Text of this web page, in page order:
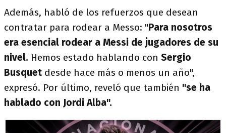
Además, habló de los refuerzos que desean
contratar para rodear a Messo: "Para nosotros
era esencial rodear a Messi de jugadores de su
nivel. Hemos estado hablando con Sergio
Busquet desde hace más o menos un año",
expresó. Por último, reveló que también "se ha
hablado con Jordi Alba".